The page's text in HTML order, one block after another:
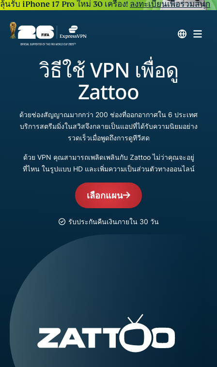
ลุ้นรับ iPhone 17 Pro ใหม่ 30 เครื่อง! ลงทะเบียนเพื่อร่วมสนุก
วิธีใช้ VPN เพื่อดู
Zattoo
ด้วยช่องสัญญาณมากกว่า 200 ช่องที่ออกอากาศใน 6 ประเทศ
บริการสตรีมมิ่งในสวิสจึงกลายเป็นแอปที่ได้รับความนิยมอย่าง
รวดเร็วเมื่อพูดถึงการดูทีวีสด
ด้วย VPN คุณสามารถเพลิดเพลินกับ Zattoo ไม่ว่าคุณจะอยู่
ที่ไหน ในรูปแบบ HD และเพิ่มความเป็นส่วนตัวทางออนไลน์
เลือกแผน
รับประกันคืนเงินภายใน 30 วัน